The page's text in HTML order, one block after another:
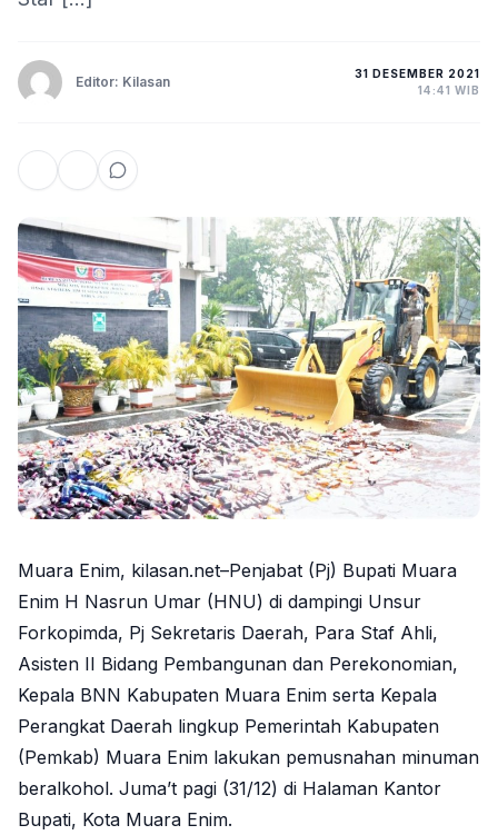
Editor: Kilasan
31 DESEMBER 2021
14:41 WIB
Muara Enim, kilasan.net–Penjabat (Pj) Bupati Muara
Enim H Nasrun Umar (HNU) di dampingi Unsur
Forkopimda, Pj Sekretaris Daerah, Para Staf Ahli,
Asisten II Bidang Pembangunan dan Perekonomian,
Kepala BNN Kabupaten Muara Enim serta Kepala
Perangkat Daerah lingkup Pemerintah Kabupaten
(Pemkab) Muara Enim lakukan pemusnahan minuman
beralkohol. Juma’t pagi (31/12) di Halaman Kantor
Bupati, Kota Muara Enim.